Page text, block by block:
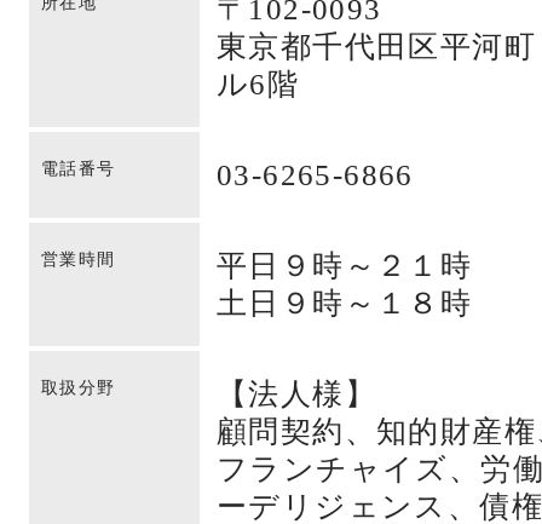
〒102-0093
東京都千代田区平河
ル6階
電話番号 03-6265-6866
営業時間
平日９時～２１時
土日９時～１８時
取扱分野
【法人様】
顧問契約、知的財産
フランチャイズ、労
ーデリジェンス、債